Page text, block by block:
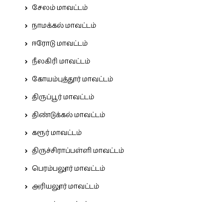
சேலம் மாவட்டம்
நாமக்கல் மாவட்டம்
ஈரோடு மாவட்டம்
நீலகிரி மாவட்டம்
கோயம்புத்தூர் மாவட்டம்
திருப்பூர் மாவட்டம்
திண்டுக்கல் மாவட்டம்
கரூர் மாவட்டம்
திருச்சிராப்பள்ளி மாவட்டம்
பெரம்பலூர் மாவட்டம்
அரியலூர் மாவட்டம்